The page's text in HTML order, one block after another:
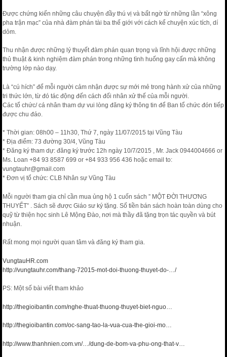
Được chứng kiến những câu chuyện đầy thú vị và bất ngờ từ những lần “xông
pha trận mạc” của nhà đàm phán tài ba thế giới với cách kể chuyện xúc tích, dí
dỏm.
Thu nhận được những lý thuyết đàm phán quan trọng và lĩnh hội được những
thủ thuật & kinh nghiệm đàm phán trong những tình huống gay cấn mà không
trường lớp nào dạy.
Là “cú hích” để mỗi người cảm nhận được sự mới mẻ trong hành xử của những
tri thức lớn, từ đó tác động đến cách đối nhân xử thế của mỗi người.
Các tổ chức/ cá nhân tham dự vui lòng đăng ký thông tin để Ban tổ chức đón tiếp
được chu đáo.
* Thời gian: 08h00 – 11h30, Thứ 7, ngày 11/07/2015 tại Vũng Tàu
* Địa điểm: 73 đường 30/4, Vũng Tàu
* Đăng ký tham dự: đăng ký trước 12h ngày 10/7/2015 , Mr. Jack 0944004666 or
Ms. Loan +84 93 8587 699 or +84 933 956 436 hoặc email to:
vungtauhr@gmail.com
* Đơn vị tổ chức: CLB Nhân sự Vũng Tàu
Mỗi người tham gia chỉ cần mua ủng hộ 1 cuốn sách ” MỘT ĐỜI THƯƠNG
THUYẾT” . Sách sẽ được Giáo sư ký tặng. Số tiền bán sách hoàn toàn dùng cho
quỹ từ thiện học sinh Lê Mộng Đào, nơi mà thầy đã tặng trọn tác quyền và bút
nhuận.
Rất mong mọi người quan tâm và đăng ký tham gia.
VungtauHR.com
http://vungtauhr.com/thang-72015-mot-doi-thuong-thuyet-do-…/
PS: Một số bài viết tham khảo
http://thegioibantin.com/nghe-thuat-thuong-thuyet-biet-nguo…
http://thegioibantin.com/oc-sang-tao-la-vua-cua-the-gioi-mo…
http://www.thanhnien.com.vn/…/dung-de-bom-va-phu-ong-that-v…